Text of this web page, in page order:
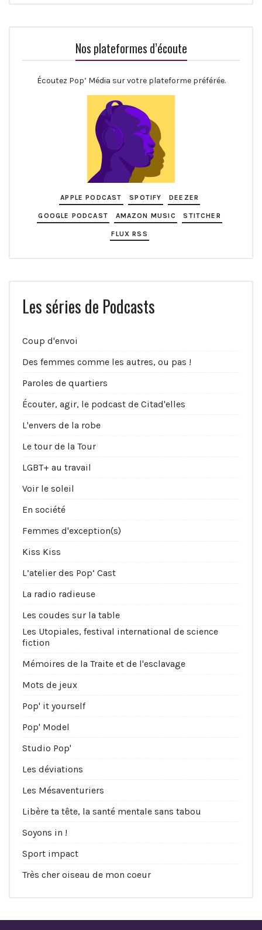
Nos plateformes d’écoute
Écoutez Pop’ Média sur votre plateforme préférée.
APPLE PODCAST SPOTIFY DEEZER
GOOGLE PODCAST AMAZON MUSIC STITCHER
FLUX RSS
Les séries de Podcasts
Coup d'envoi
Des femmes comme les autres, ou pas !
Paroles de quartiers
Écouter, agir, le podcast de Citad'elles
L'envers de la robe
Le tour de la Tour
LGBT+ au travail
Voir le soleil
En société
Femmes d'exception(s)
Kiss Kiss
L’atelier des Pop’ Cast
La radio radieuse
Les coudes sur la table
Les Utopiales, festival international de science
fiction
Mémoires de la Traite et de l'esclavage
Mots de jeux
Pop' it yourself
Pop' Model
Studio Pop'
Les déviations
Les Mésaventuriers
Libère ta tête, la santé mentale sans tabou
Soyons in !
Sport impact
Très cher oiseau de mon coeur